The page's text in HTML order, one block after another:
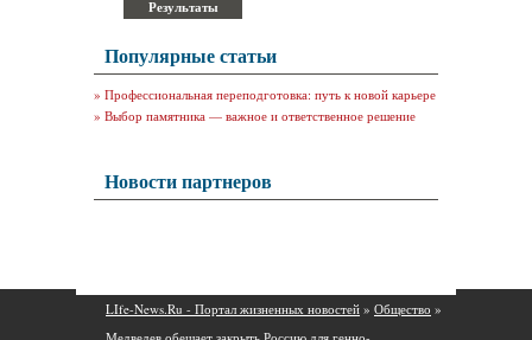
Популярные статьи
» Профессиональная переподготовка: путь к новой карьере
» Выбор памятника — важное и ответственное решение
Новости партнеров
LIfe-News.Ru - Портал жизненных новостей » Общество »